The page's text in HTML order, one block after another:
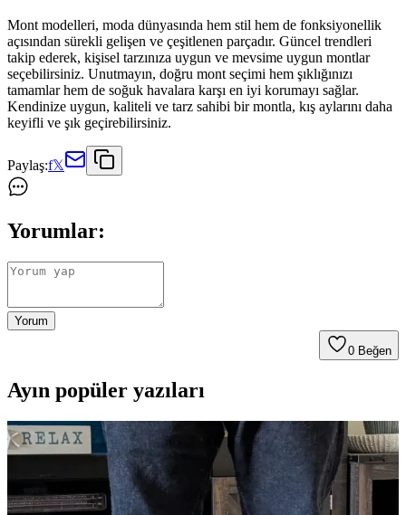
Mont modelleri, moda dünyasında hem stil hem de fonksiyonellik
açısından sürekli gelişen ve çeşitlenen parçadır. Güncel trendleri
takip ederek, kişisel tarzınıza uygun ve mevsime uygun montlar
seçebilirsiniz. Unutmayın, doğru mont seçimi hem şıklığınızı
tamamlar hem de soğuk havalara karşı en iyi korumayı sağlar.
Kendinize uygun, kaliteli ve tarz sahibi bir montla, kış aylarını daha
keyifli ve şık geçirebilirsiniz.
Paylaş:f𝕏
Yorumlar:
Yorum
0 Beğen
Ayın popüler yazıları